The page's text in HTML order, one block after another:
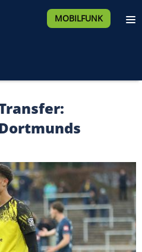
MOBILFUNK